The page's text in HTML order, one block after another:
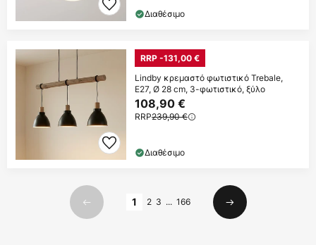
Διαθέσιμο
RRP -131,00 €
Lindby κρεμαστό φωτιστικό Trebale,
E27, Ø 28 cm, 3-φωτιστικό, ξύλο
108,90 €
RRP239,90 €
Διαθέσιμο
Προηγούμενο
1 2 3 ... 166
Επόμενο